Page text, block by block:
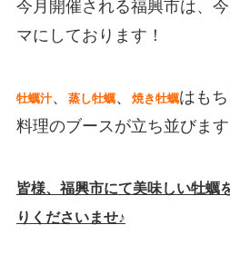
今月開催される福興市は、
マにしております！
牡蠣汁、 蒸し牡蠣、 焼き牡蠣はも
料理のブースが立ち並びます
皆様、福興市にて美味しい牡蠣
りくださいませ♪